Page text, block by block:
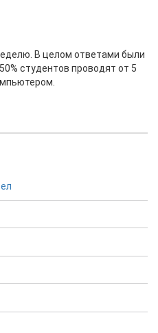
В целом ответами были
студентов проводят от 5